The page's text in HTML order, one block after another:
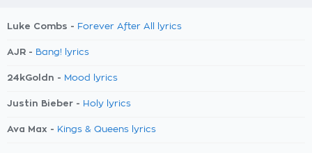
Luke Combs - Forever After All lyrics
AJR - Bang! lyrics
24kGoldn - Mood lyrics
Justin Bieber - Holy lyrics
Ava Max - Kings & Queens lyrics